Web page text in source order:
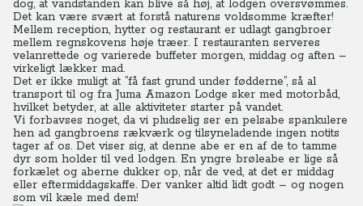
dog, at vandstanden kan blive så høj, at lodgen oversvømmes.
Det kan være svært at forstå naturens voldsomme kræfter!
Mellem reception, hytter og restaurant er udlagt gangbroer
mellem regnskovens høje træer. I restauranten serveres
velanrettede og varierede buffeter morgen, middag og aften –
virkeligt lækker mad.
Det er ikke muligt at ”få fast grund under fødderne”, så al
transport til og fra Juma Amazon Lodge sker med motorbåd,
hvilket betyder, at alle aktiviteter starter på vandet.
Vi forbavses noget, da vi pludselig ser en pelsabe spankulere
hen ad gangbroens rækværk og tilsyneladende ingen notits
tager af os. Det viser sig, at denne abe er en af de to tamme
dyr som holder til ved lodgen. En yngre brøleabe er lige så
forkælet og aberne dukker op, når de ved, at det er middag
eller eftermiddagskaffe. Der vanker altid lidt godt – og nogen
som vil kæle med dem!